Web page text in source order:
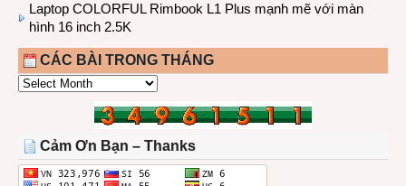
Laptop COLORFUL Rimbook L1 Plus mạnh mẽ với màn
hình 16 inch 2.5K
CÁC BÀI TRONG THÁNG
CÁC
THÁNG
Cảm Ơn Bạn – Thanks